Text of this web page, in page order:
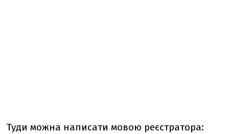
Туди можна написати мовою реєстратора: